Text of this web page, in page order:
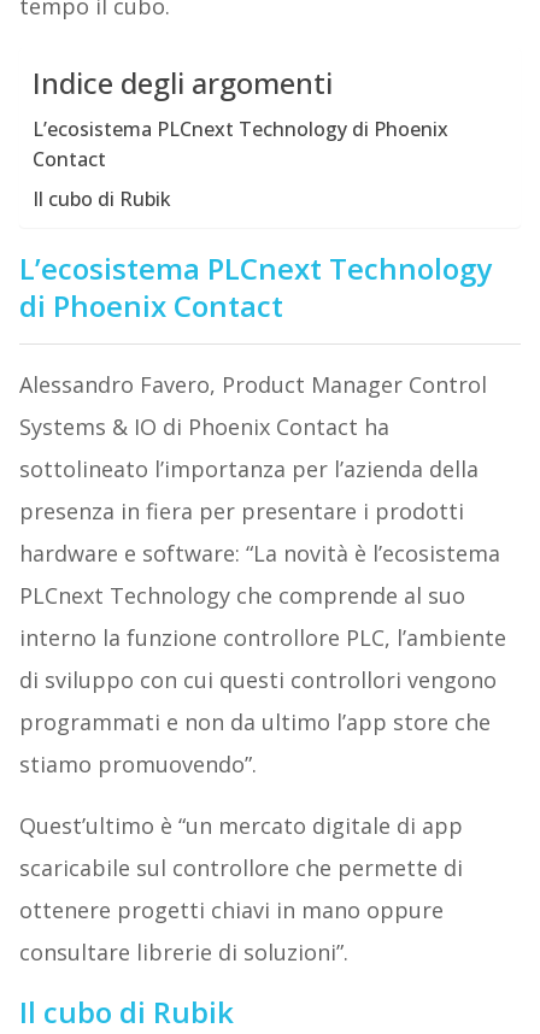
tempo il cubo.
Indice degli argomenti
L’ecosistema PLCnext Technology di Phoenix
Contact
Il cubo di Rubik
L’ecosistema PLCnext Technology
di Phoenix Contact
Alessandro Favero, Product Manager Control
Systems & IO di Phoenix Contact ha
sottolineato l’importanza per l’azienda della
presenza in fiera per presentare i prodotti
hardware e software: “La novità è l’ecosistema
PLCnext Technology che comprende al suo
interno la funzione controllore PLC, l’ambiente
di sviluppo con cui questi controllori vengono
programmati e non da ultimo l’app store che
stiamo promuovendo”.
Quest’ultimo è “un mercato digitale di app
scaricabile sul controllore che permette di
ottenere progetti chiavi in mano oppure
consultare librerie di soluzioni”.
Il cubo di Rubik